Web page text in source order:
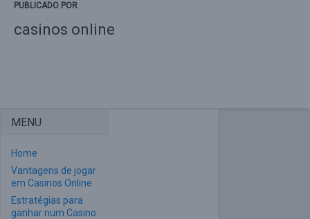
PUBLICADO POR
casinos online
MENU
Home
Vantagens de jogar
em Casinos Online
Estratégias para
ganhar num Casino